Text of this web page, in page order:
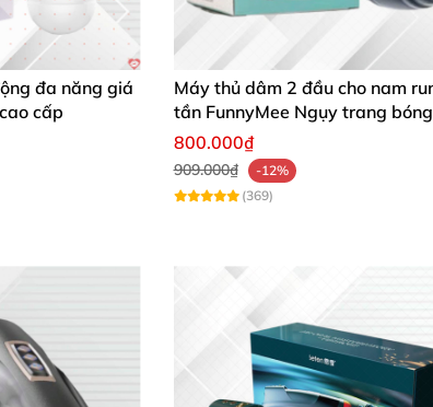
đa năng giá
cấp
Máy thủ dâm 2 đầu cho nam
tần FunnyMee Ngụy trang bóng
Pokemon
800.000₫
909.000₫
-12%
(369)